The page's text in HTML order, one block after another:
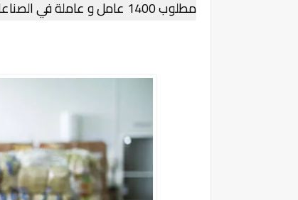
مطلوب 1400 عامل و عاملة في الصناعات الغذائية البحرية بدون شهادة او دبلوم